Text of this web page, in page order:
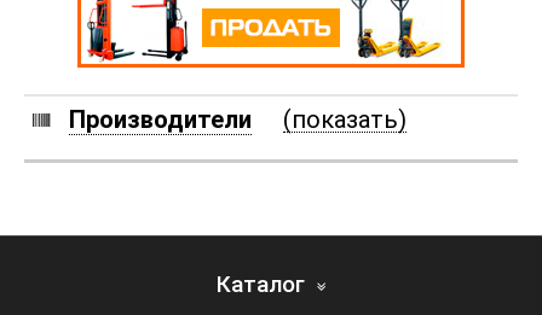
Производители (показать)
Каталог